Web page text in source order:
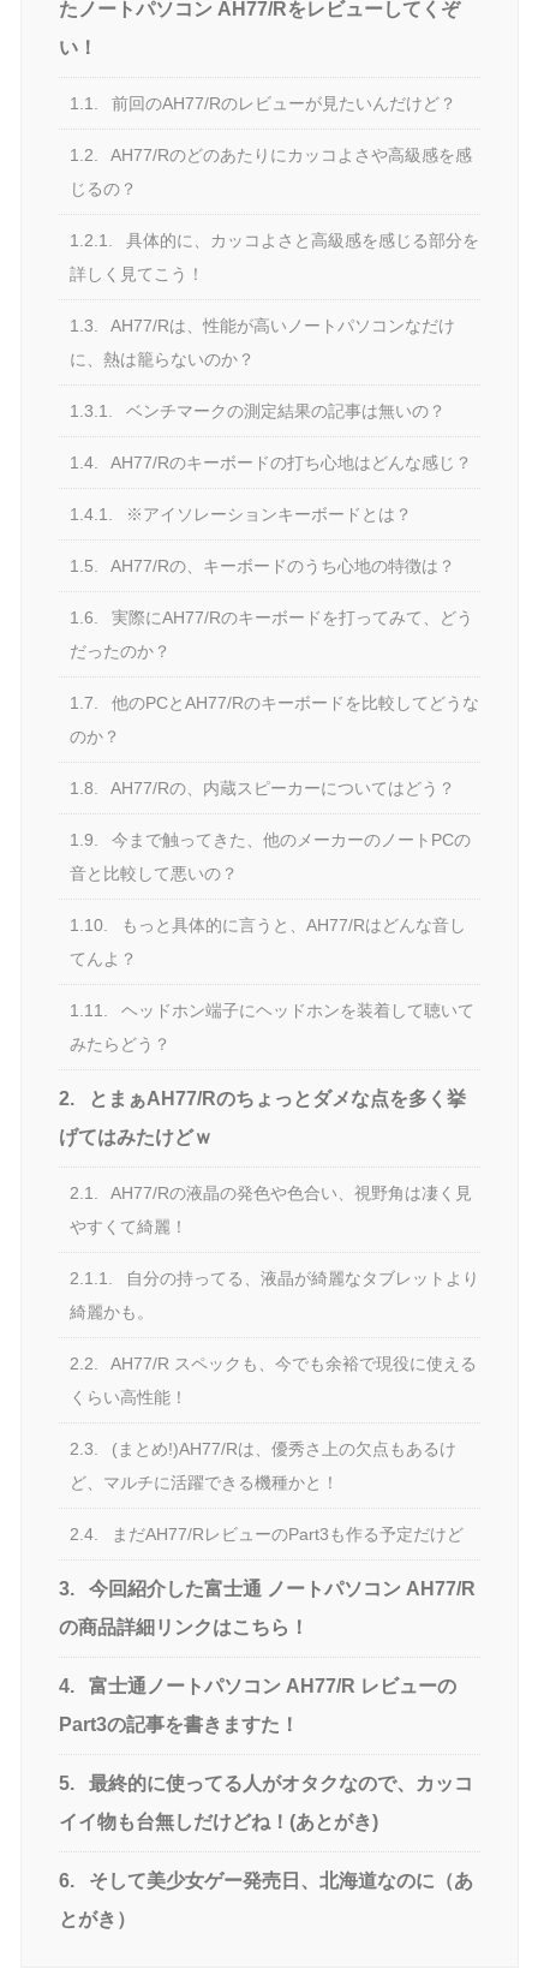
たノートパソコン AH77/Rをレビューしてくぞ
い！
1.1. 前回のAH77/Rのレビューが見たいんだけど？
1.2.
AH77/Rのどのあたりにカッコよさや高級感を感
じるの？
1.2.1.
具体的に、カッコよさと高級感を感じる部分を
詳しく見てこう！
1.3.
AH77/Rは、性能が高いノートパソコンなだけ
に、熱は籠らないのか？
1.3.1. ベンチマークの測定結果の記事は無いの？
1.4. AH77/Rのキーボードの打ち心地はどんな感じ？
1.4.1. ※アイソレーションキーボードとは？
1.5. AH77/Rの、キーボードのうち心地の特徴は？
1.6.
実際にAH77/Rのキーボードを打ってみて、どう
だったのか？
1.7.
他のPCとAH77/Rのキーボードを比較してどうな
のか？
1.8. AH77/Rの、内蔵スピーカーについてはどう？
1.9.
今まで触ってきた、他のメーカーのノートPCの
音と比較して悪いの？
1.10.
もっと具体的に言うと、AH77/Rはどんな音し
てんよ？
1.11.
ヘッドホン端子にヘッドホンを装着して聴いて
みたらどう？
2.
とまぁAH77/Rのちょっとダメな点を多く挙
げてはみたけどｗ
2.1.
AH77/Rの液晶の発色や色合い、視野角は凄く見
やすくて綺麗！
2.1.1.
自分の持ってる、液晶が綺麗なタブレットより
綺麗かも。
2.2.
AH77/R スペックも、今でも余裕で現役に使える
くらい高性能！
2.3.
(まとめ!)AH77/Rは、優秀さ上の欠点もあるけ
ど、マルチに活躍できる機種かと！
2.4. まだAH77/RレビューのPart3も作る予定だけど
3.
今回紹介した富士通 ノートパソコン AH77/R
の商品詳細リンクはこちら！
4.
富士通ノートパソコン AH77/R レビューの
Part3の記事を書きますた！
5.
最終的に使ってる人がオタクなので、カッコ
イイ物も台無しだけどね！(あとがき)
6.
そして美少女ゲー発売日、北海道なのに（あ
とがき）